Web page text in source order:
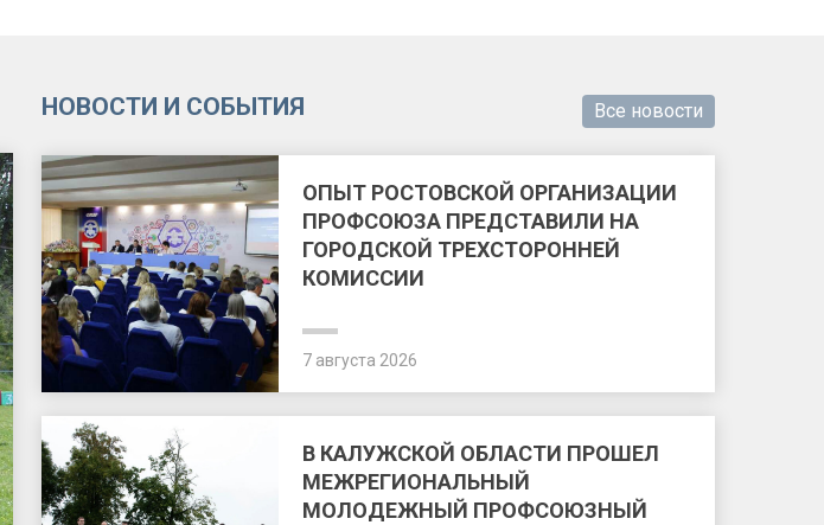
НОВОСТИ И СОБЫТИЯ Все новости
ОПЫТ РОСТОВСКОЙ ОРГАНИЗАЦИИ
ПРОФСОЮЗА ПРЕДСТАВИЛИ НА
ГОРОДСКОЙ ТРЕХСТОРОННЕЙ
КОМИССИИ
7 августа 2026
В КАЛУЖСКОЙ ОБЛАСТИ ПРОШЕЛ
МЕЖРЕГИОНАЛЬНЫЙ
МОЛОДЕЖНЫЙ ПРОФСОЮЗНЫЙ